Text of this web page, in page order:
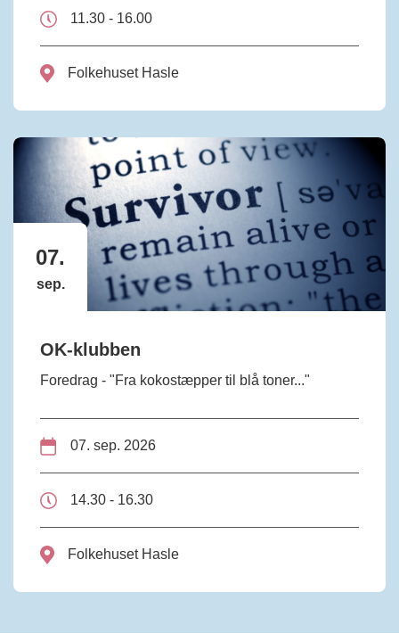
11.30 - 16.00
Folkehuset Hasle
07.
sep.
OK-klubben
Foredrag - "Fra kokostæpper til blå toner..."
07. sep. 2026
14.30 - 16.30
Folkehuset Hasle